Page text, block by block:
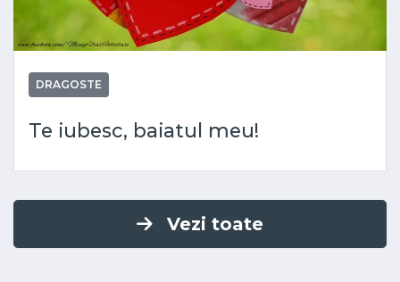
DRAGOSTE
Te iubesc, baiatul meu!
Vezi toate